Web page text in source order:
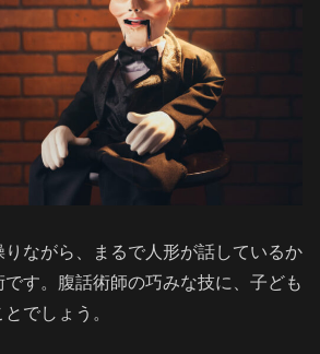
ながら、まるで人形が話しているか
す。腹話術師の巧みな技に、子ども
でしょう。